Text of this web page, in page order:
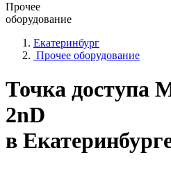
Прочее
оборудование
Екатеринбург
Прочее оборудование
Точка доступа
2nD
в